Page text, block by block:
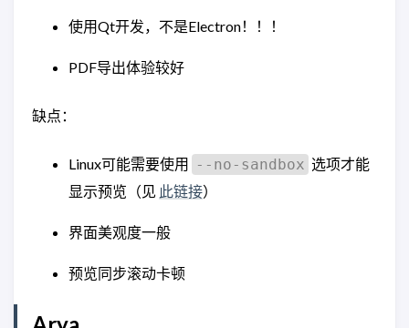
使用Qt开发，不是Electron！！！
PDF导出体验较好
缺点：
Linux可能需要使用 --no-sandbox 选项才能
显示预览（见 此链接）
界面美观度一般
预览同步滚动卡顿